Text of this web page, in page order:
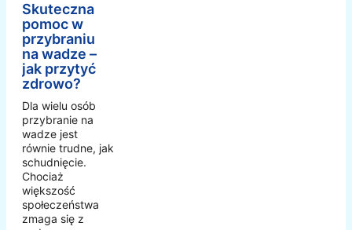
Skuteczna
pomoc w
przybraniu
na wadze –
jak przytyć
zdrowo?
Dla wielu osób
przybranie na
wadze jest
równie trudne, jak
schudnięcie.
Chociaż
większość
społeczeństwa
zmaga się z